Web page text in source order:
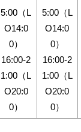
5:00（L
O14:0
0）
16:00-2
1:00（L
O20:0
0）
5:00（L
O14:0
0）
16:00-2
1:00（L
O20:0
0）